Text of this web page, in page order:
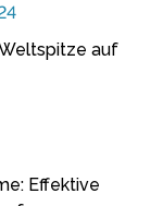
auf
Effektive